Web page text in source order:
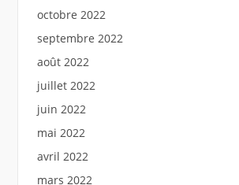
octobre 2022
septembre 2022
août 2022
juillet 2022
juin 2022
mai 2022
avril 2022
mars 2022